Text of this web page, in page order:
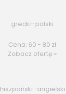
grecki–polski
Cena: 60 - 80 zł
Zobacz ofertę »
hiszpański–angielski